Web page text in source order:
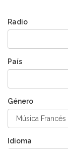
Radio
País
Género
Idioma